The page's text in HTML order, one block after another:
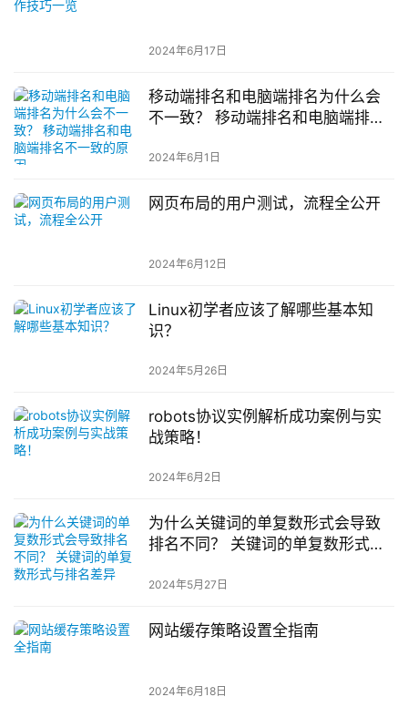
2024年6月17日
移动端排名和电脑端排名为什么会
不一致？ 移动端排名和电脑端排名
2024年6月1日
网页布局的用户测试，流程全公开
2024年6月12日
Linux初学者应该了解哪些基本知
识？
2024年5月26日
robots协议实例解析成功案例与实
战策略！
2024年6月2日
为什么关键词的单复数形式会导致
排名不同？ 关键词的单复数形式与
2024年5月27日
网站缓存策略设置全指南
2024年6月18日